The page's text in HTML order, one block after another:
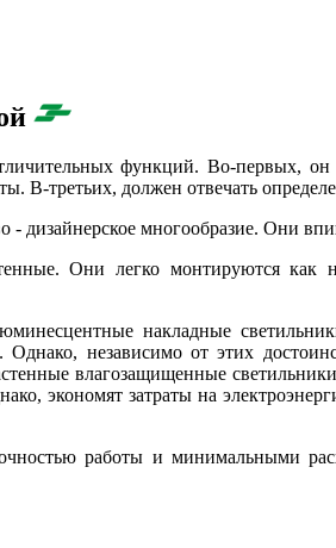
функций. Во-первых,
В-третьих, должен отвечать
дизайнерское многообразие. Они
Они легко монтируются
накладные
независимо от этих
влагозащищенные
экономят затраты на
работы и минимальными